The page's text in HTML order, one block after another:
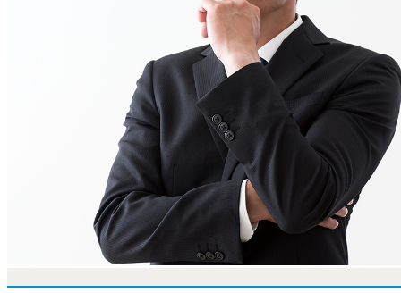
Indicator: 重要業績評価指標)が明確で、業務の統廃合
組織改編が頻繁に行われている。KPIが不明確な組織では
その前提となる目的（つまりパーパス）が共有されていない
ことが多い。「何のために何をどこまでやるのか」が曖昧な
だ。そして、仕事が人に付く状態が続き、既存の体制や仕組
みが保持され続ける。
今後、私たちの社会は新たな危機を迎え続けるだろう。備え
るべきことと変えるべきことを見極めて、意思決定を重ね
いかなければならない。